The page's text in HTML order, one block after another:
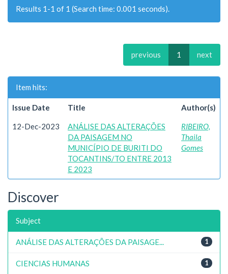
Results 1-1 of 1 (Search time: 0.001 seconds).
previous 1 next
Item hits:
Issue Date Title Author(s)
12-Dec-2023
ANÁLISE DAS ALTERAÇÕES
DA PAISAGEM NO
MUNICÍPIO DE BURITI DO
TOCANTINS/TO ENTRE 2013
E 2023
RIBEIRO,
Thaila
Gomes
Discover
Subject
1
ANÁLISE DAS ALTERAÇÕES DA PAISAGE...
1
CIENCIAS HUMANAS